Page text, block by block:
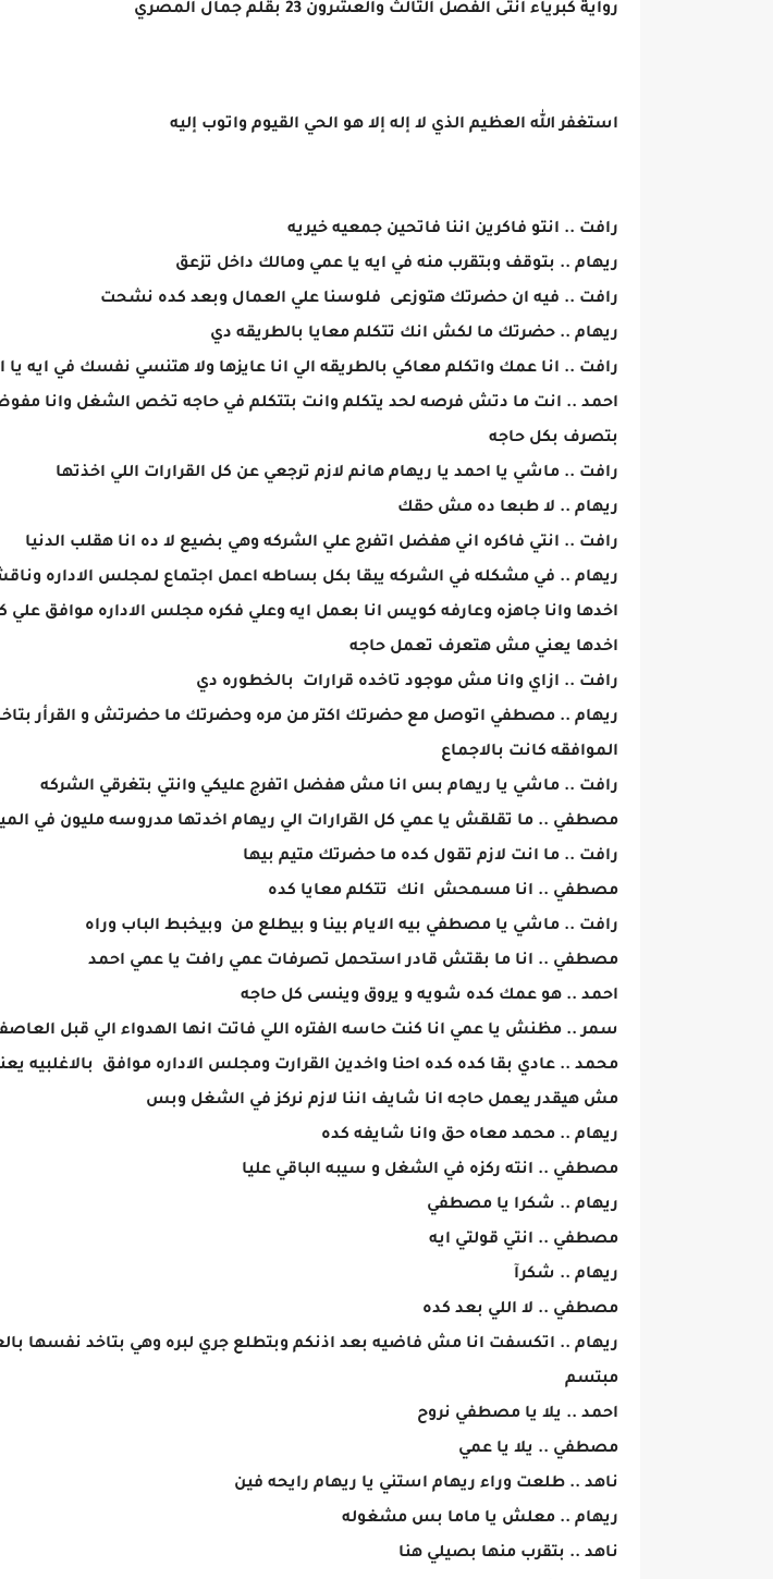
رواية كبرياء انثى الفصل الثالث والعشرون 23 بقلم جمال المصري
استغفر الله العظيم الذي لا إله إلا هو الحي القيوم واتوب إليه
رافت .. انتو فاكرين اننا فاتحين جمعيه خيريه
ريهام .. بتوقف وبتقرب منه في ايه يا عمي ومالك داخل تزعق
رافت .. فيه ان حضرتك هتوزعى فلوسنا علي العمال وبعد كده نشحت
ريهام .. حضرتك ما لكش انك تتكلم معايا بالطريقه دي
رافت .. انا عمك واتكلم معاكي بالطريقه الي انا عايزها ولا هتنسي نفسك في ايه
احمد .. انت ما دتش فرصه لحد يتكلم وانت بتتكلم في حاجه تخص الشغل وانا
بتصرف بكل حاجه
رافت .. ماشي يا احمد يا ريهام هانم لازم ترجعي عن كل القرارات اللي اخذتها
ريهام .. لا طبعا ده مش حقك
رافت .. انتي فاكره اني هفضل اتفرج علي الشركه وهي بضيع لا ده انا هقلب الدنيا
ريهام .. في مشكله في الشركه يبقا بكل بساطه اعمل اجتماع لمجلس الاداره
اخدها وانا جاهزه وعارفه كويس انا بعمل ايه وعلي فكره مجلس الاداره موافق علي كل
اخدها يعني مش هتعرف تعمل حاجه
رافت .. ازاي وانا مش موجود تاخده قرارات بالخطوره دي
ريهام .. مصطفي اتوصل مع حضرتك اكتر من مره وحضرتك ما حضرتش و القرأر بتاخد
الموافقه كانت بالاجماع
رافت .. ماشي يا ريهام بس انا مش هفضل اتفرج عليكي وانتي بتغرقي الشركه
مصطفي .. ما تقلقش يا عمي كل القرارات الي ريهام اخدتها مدروسه مليون في
رافت .. ما انت لازم تقول كده ما حضرتك متيم بيها
مصطفي .. انا مسمحش انك تتكلم معايا كده
رافت .. ماشي يا مصطفي بيه الايام بينا و بيطلع من وبيخبط الباب وراه
مصطفي .. انا ما بقتش قادر استحمل تصرفات عمي رافت يا عمي احمد
احمد .. هو عمك كده شويه و يروق وينسى كل حاجه
سمر .. مظنش يا عمي انا كنت حاسه الفتره اللي فاتت انها الهدواء الي قبل
محمد .. عادي بقا كده كده احنا واخدين القرارت ومجلس الاداره موافق بالاغلبيه
مش هيقدر يعمل حاجه انا شايف اننا لازم نركز في الشغل وبس
ريهام .. محمد معاه حق وانا شايفه كده
مصطفي .. انته ركزه في الشغل و سيبه الباقي عليا
ريهام .. شكرا يا مصطفي
مصطفي .. انتي قولتي ايه
ريهام .. شكرآ
مصطفي .. لا اللي بعد كده
ريهام .. اتكسفت انا مش فاضيه بعد اذنكم وبتطلع جري لبره وهي بتاخد نفسها
مبتسم
احمد .. يلا يا مصطفي نروح
مصطفي .. يلا يا عمي
ناهد .. طلعت وراء ريهام استني يا ريهام رايحه فين
ريهام .. معلش يا ماما بس مشغوله
ناهد .. بتقرب منها بصيلي هنا